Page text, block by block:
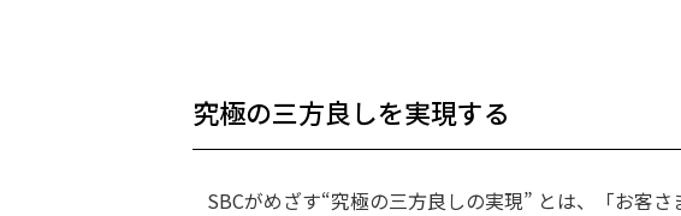
究極の三方良しを実現する
SBCがめざす“究極の三方良しの実現” とは、「お客